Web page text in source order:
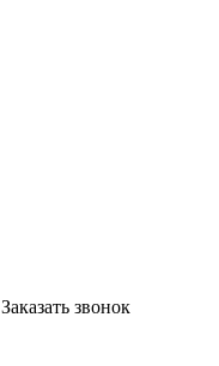
Заказать звонок